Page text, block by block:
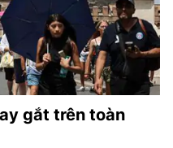
gắt trên toàn